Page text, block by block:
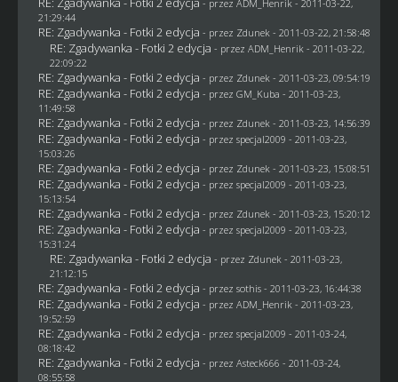
- przez ADM_Henrik - 2011-03-22,
21:29:44
RE: Zgadywanka - Fotki 2 edycja - przez Zdunek - 2011-03-22, 21:58:48
RE: Zgadywanka - Fotki 2 edycja - przez ADM_Henrik - 2011-03-22,
22:09:22
RE: Zgadywanka - Fotki 2 edycja - przez Zdunek - 2011-03-23, 09:54:19
RE: Zgadywanka - Fotki 2 edycja - przez GM_Kuba - 2011-03-23,
11:49:58
RE: Zgadywanka - Fotki 2 edycja - przez Zdunek - 2011-03-23, 14:56:39
RE: Zgadywanka - Fotki 2 edycja - przez specjal2009 - 2011-03-23,
15:03:26
RE: Zgadywanka - Fotki 2 edycja - przez Zdunek - 2011-03-23, 15:08:51
RE: Zgadywanka - Fotki 2 edycja - przez specjal2009 - 2011-03-23,
15:13:54
RE: Zgadywanka - Fotki 2 edycja - przez Zdunek - 2011-03-23, 15:20:12
RE: Zgadywanka - Fotki 2 edycja - przez specjal2009 - 2011-03-23,
15:31:24
RE: Zgadywanka - Fotki 2 edycja - przez Zdunek - 2011-03-23,
21:12:15
RE: Zgadywanka - Fotki 2 edycja - przez sothis- 2011-03-23, 16:44:38
RE: Zgadywanka - Fotki 2 edycja - przez ADM_Henrik - 2011-03-23,
19:52:59
RE: Zgadywanka - Fotki 2 edycja - przez specjal2009 - 2011-03-24,
08:18:42
RE: Zgadywanka - Fotki 2 edycja - przez Asteck666 - 2011-03-24,
08:55:58